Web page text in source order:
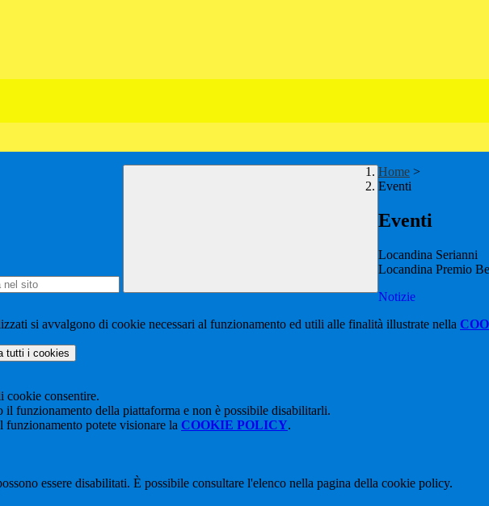
Home >
Eventi
Eventi
Locandina Serianni
Locandina Premio
Notizie
si avvalgono di cookie necessari al funzionamento ed utili alle finalità illustrate nella
tutti i cookies
cookie consentire.
il funzionamento della piattaforma e non è possibile disabilitarli.
funzionamento potete visionare la COOKIE POLICY.
essere disabilitati. È possibile consultare l'elenco nella pagina della cookie policy.